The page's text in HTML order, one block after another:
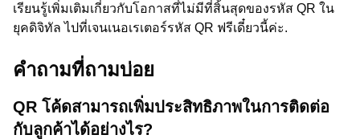
เรียนรู้เพิ่มเติมเกี่ยวกับโอกาสที่ไม่มีที่สิ้นสุดของรหัส QR ใน
ยุคดิจิทัล ไปที่เจนเนอเรเตอร์รหัส QR ฟรีเดี๋ยวนี้ค่ะ.
คำถามที่ถามบ่อย
QR โค้ดสามารถเพิ่มประสิทธิภาพในการติดต่อ
กับลูกค้าได้อย่างไร?